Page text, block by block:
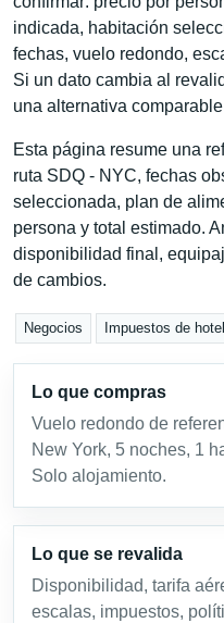
indicada, habitación
fechas, vuelo redondo,
Si un dato cambia al
una alternativa
Esta página resume una
ruta SDQ - NYC, fechas
seleccionada, plan de
persona y total estimado.
disponibilidad final,
de cambios.
Negocios Impuestos de
Lo que compras
Vuelo redondo de
New York, 5 noches, 1
Solo alojamiento.
Lo que se revalida
Disponibilidad, tarifa
escalas, impuestos,